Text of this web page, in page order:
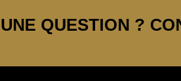
UNE QUESTION ?